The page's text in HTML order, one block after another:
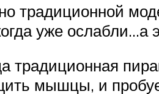
традиционной
уже ослабли…а
традиционная
мышцы, и